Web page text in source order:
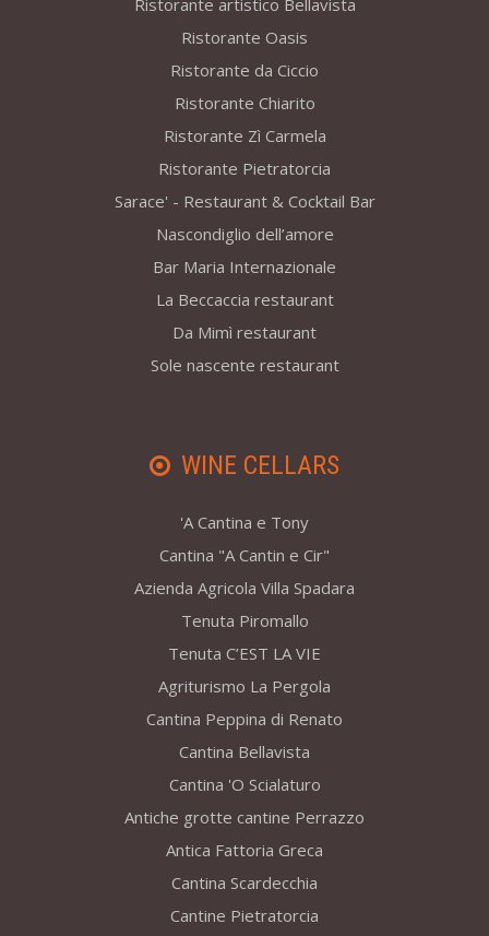
Ristorante artistico Bellavista
Ristorante Oasis
Ristorante da Ciccio
Ristorante Chiarito
Ristorante Zì Carmela
Ristorante Pietratorcia
Sarace' - Restaurant & Cocktail Bar
Nascondiglio dell’amore
Bar Maria Internazionale
La Beccaccia restaurant
Da Mimì restaurant
Sole nascente restaurant
WINE CELLARS
'A Cantina e Tony
Cantina "A Cantin e Cir"
Azienda Agricola Villa Spadara
Tenuta Piromallo
Tenuta C’EST LA VIE
Agriturismo La Pergola
Cantina Peppina di Renato
Cantina Bellavista
Cantina 'O Scialaturo
Antiche grotte cantine Perrazzo
Antica Fattoria Greca
Cantina Scardecchia
Cantine Pietratorcia